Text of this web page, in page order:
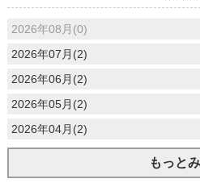
2026年08月(0)
2026年07月(2)
2026年06月(2)
2026年05月(2)
2026年04月(2)
もっと